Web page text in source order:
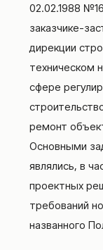
02.02.1988
заказчике-
дирекции
техническом
сфере
ремонт
Основными
являлись, в
проектных
требований
названного